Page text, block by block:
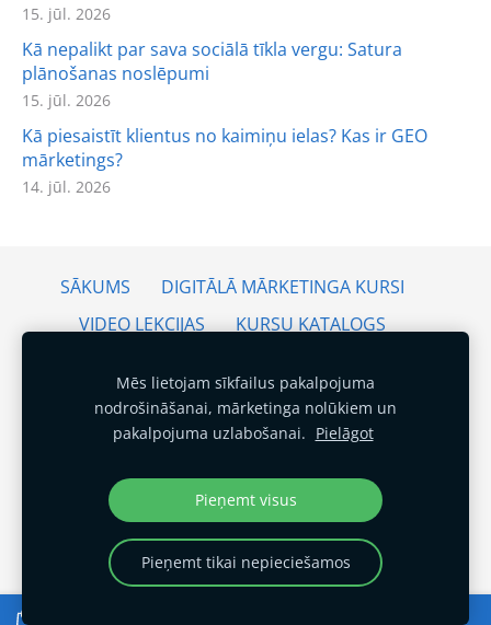
15. jūl. 2026
Kā nepalikt par sava sociālā tīkla vergu: Satura
plānošanas noslēpumi
15. jūl. 2026
Kā piesaistīt klientus no kaimiņu ielas? Kas ir GEO
mārketings?
14. jūl. 2026
SĀKUMS
DIGITĀLĀ MĀRKETINGA KURSI
VIDEO LEKCIJAS
KURSU KATALOGS
DIGITĀLĀ MĀRKETINGA KONSULTĀCIJAS
KARJERAS DIENAS SKOLĀS
ATSAUKSMES
KONTAKTI
DISTANCES LĪGUMS
PRIVĀTUMA POLITIKA
SĪKDATNES
Mēs lietojam sīkfailus pakalpojuma
nodrošināšanai, mārketinga nolūkiem un
pakalpojuma uzlabošanai. Pielāgot
Pieņemt visus
Pieņemt tikai nepieciešamos